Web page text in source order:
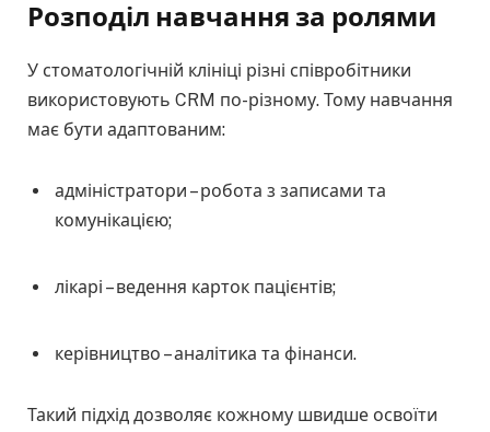
Розподіл навчання за ролями
У стоматологічній клініці різні співробітники
використовують CRM по-різному. Тому навчання
має бути адаптованим:
адміністратори – робота з записами та
комунікацією;
лікарі – ведення карток пацієнтів;
керівництво – аналітика та фінанси.
Такий підхід дозволяє кожному швидше освоїти